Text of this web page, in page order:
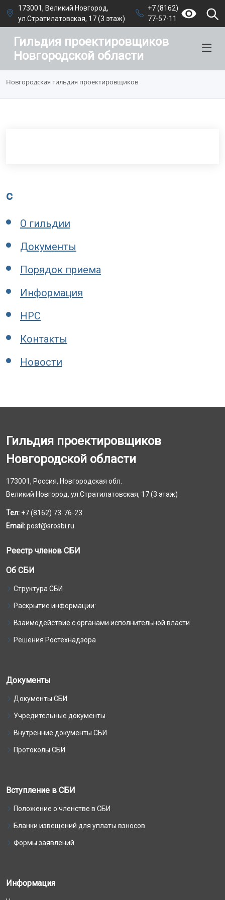
173001, Великий Новгород,
ул.Стратилатовская, 17 (3 этаж)
+7 (8162)
77-57-11
Гильдия проектировщиков
Новгородской области
Новгородская гильдия проектировщиков
c
О гильдии
Документы
Порядок приема
Информация
НРС
Контакты
Новости
Гильдия проектировщиков
Новгородской области
173001, Россия, Новгородская обл.
Великий Новгород, ул.Стратилатовская, 17 (3 этаж)
Тел: +7 (8162) 73-76-23
Email:post@srosbi.ru
Реестр членов СБИ
Об СБИ
Структура СБИ
Раскрытие информации:
Взаимодействие с органами исполнительной власти
Решения Ростехнадзора
Документы
Документы СБИ
Учредительные документы
Внутренние документы СБИ
Протоколы СБИ
Вступление в СБИ
Положение о членстве в СБИ
Бланки извещений для уплаты взносов
Формы заявлений
Информация